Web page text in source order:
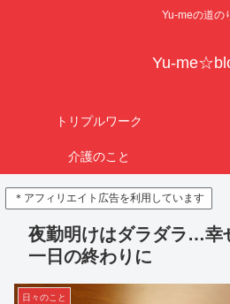
Yu-meの道の
Yu-
トリプルワーク
介護のこと
＊アフィリエイト広告を利用しています
夜勤明けはダラダラ…幸
一日の終わりに
日々のこと